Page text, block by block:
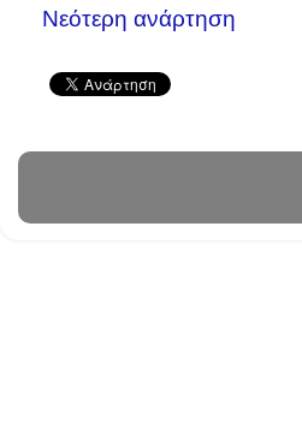
Νεότερη ανάρτηση